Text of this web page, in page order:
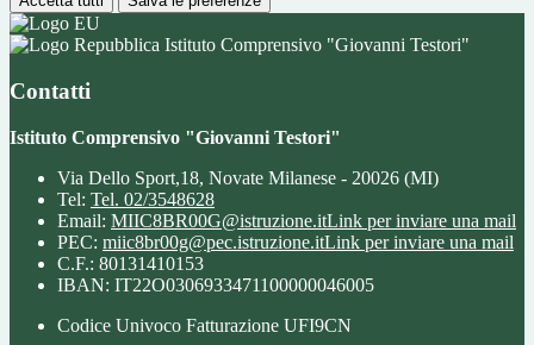
Istituto Comprensivo "Giovanni Testori"
Contatti
Istituto Comprensivo "Giovanni Testori"
Via Dello Sport,18, Novate Milanese - 20026 (MI)
Tel: Tel. 02/3548628
Email: MIIC8BR00G@istruzione.itLink per inviare una mail
PEC: miic8br00g@pec.istruzione.itLink per inviare una mail
C.F.: 80131410153
IBAN: IT22O0306933471100000046005
Codice Univoco Fatturazione UFI9CN